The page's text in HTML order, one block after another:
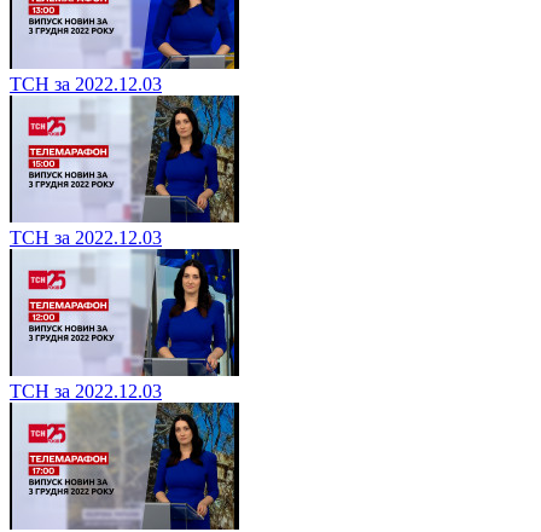
ТСН за 2022.12.03
ТСН за 2022.12.03
ТСН за 2022.12.03